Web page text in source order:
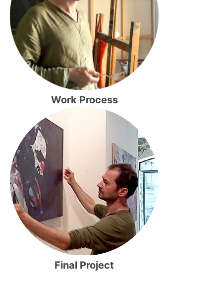
Work Process
Final Project